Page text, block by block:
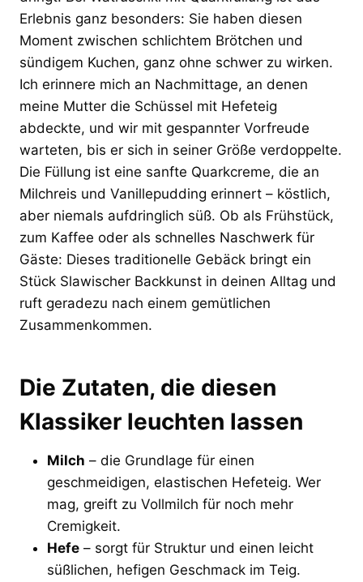
Erlebnis ganz besonders: Sie haben diesen
Moment zwischen schlichtem Brötchen und
sündigem Kuchen, ganz ohne schwer zu wirken.
Ich erinnere mich an Nachmittage, an denen
meine Mutter die Schüssel mit Hefeteig
abdeckte, und wir mit gespannter Vorfreude
warteten, bis er sich in seiner Größe verdoppelte.
Die Füllung ist eine sanfte Quarkcreme, die an
Milchreis und Vanillepudding erinnert – köstlich,
aber niemals aufdringlich süß. Ob als Frühstück,
zum Kaffee oder als schnelles Naschwerk für
Gäste: Dieses traditionelle Gebäck bringt ein
Stück Slawischer Backkunst in deinen Alltag und
ruft geradezu nach einem gemütlichen
Zusammenkommen.
Die Zutaten, die diesen
Klassiker leuchten lassen
Milch – die Grundlage für einen
geschmeidigen, elastischen Hefeteig. Wer
mag, greift zu Vollmilch für noch mehr
Cremigkeit.
Hefe – sorgt für Struktur und einen leicht
süßlichen, hefigen Geschmack im Teig.